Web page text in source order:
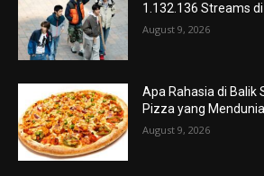
1.132.136 Streams
August 9, 2026
Apa Rahasia di Balik
Pizza yang
August 9, 2026